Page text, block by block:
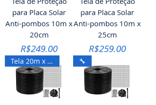
para Placa Solar
Anti-pombos 10m x
20cm
Price
R$249.00
para Placa Solar
Anti-pombos 10m x
25cm
Price
R$259.00
Tela 20m x 20cm 🔧